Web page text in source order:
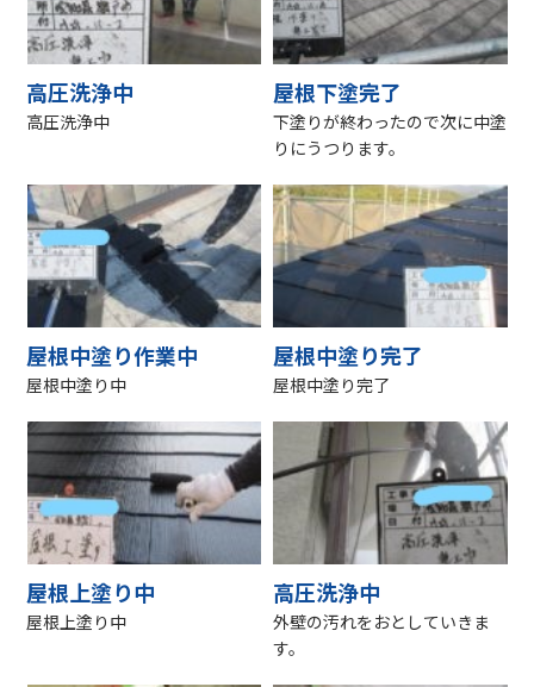
高圧洗浄中
高圧洗浄中
屋根下塗完了
下塗りが終わったので次に中塗
りにうつります。
屋根中塗り作業中
屋根中塗り中
屋根中塗り完了
屋根中塗り完了
屋根上塗り中
屋根上塗り中
高圧洗浄中
外壁の汚れをおとしていきま
す。